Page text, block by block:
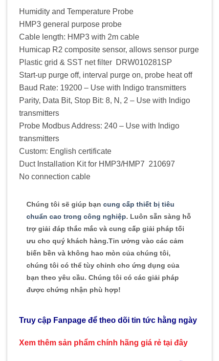
Humidity and Temperature Probe
HMP3 general purpose probe
Cable length: HMP3 with 2m cable
Humicap R2 composite sensor, allows sensor purge
Plastic grid & SST net filter DRW010281SP
Start-up purge off, interval purge on, probe heat off
Baud Rate: 19200 – Use with Indigo transmitters
Parity, Data Bit, Stop Bit: 8, N, 2 – Use with Indigo
transmitters
Probe Modbus Address: 240 – Use with Indigo
transmitters
Custom: English certificate
Duct Installation Kit for HMP3/HMP7 210697
No connection cable
Chúng tôi sẽ giúp bạn cung cấp thiết bị tiêu
chuẩn cao trong công nghiệp. Luôn sẵn sàng hỗ
trợ giải đáp thắc mắc và cung cấp giải pháp tối
ưu cho quý khách hàng.Tin ưởng vào các cảm
biến bền và không hao mòn của chúng tôi,
chúng tôi có thể tùy chỉnh cho ứng dụng của
bạn theo yêu cầu. Chúng tôi có các giải pháp
được chứng nhận phù hợp!
Truy cập Fanpage để theo dõi tin tức hằng ngày
Xem thêm sản phẩm chính hãng giá rẻ tại đây